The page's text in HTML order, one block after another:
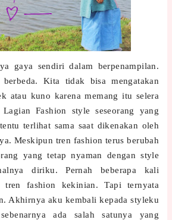
gaya sendiri dalam berpenampilan.
berbeda. Kita tidak bisa mengatakan
atau kuno karena memang itu selera
Fashion style seseorang yang
terlihat sama saat dikenakan oleh
Meskipun tren fashion terus berubah
yang tetap nyaman dengan style
diriku. Pernah beberapa kali
tren fashion kekinian. Tapi ternyata
Akhirnya aku kembali kepada styleku
ada salah satunya yang